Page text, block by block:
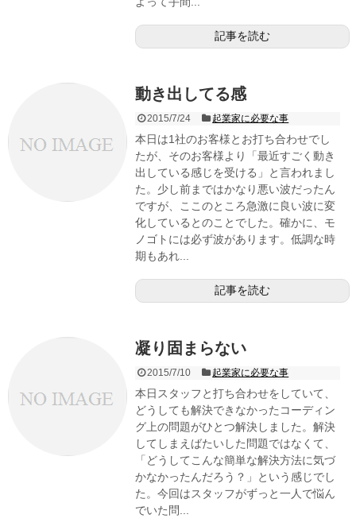
記事を読む
動き出してる感
2015/7/24 起業家に必要な事
本日は1社のお客様とお打ち合わせでし
たが、そのお客様より「最近すごく動き
出している感じを受ける」と言われまし
た。少し前まではかなり悪い波だったん
ですが、ここのところ急激に良い波に変
化しているとのことでした。確かに、モ
ノゴトには必ず波があります。低調な時
期もあれ...
記事を読む
凝り固まらない
2015/7/10 起業家に必要な事
本日スタッフと打ち合わせをしていて、
どうしても解決できなかったコーディン
グ上の問題がひとつ解決しました。解決
してしまえばたいした問題ではなくて、
「どうしてこんな簡単な解決方法に気づ
かなかったんだろう？」という感じでし
た。今回はスタッフがずっと一人で悩ん
でいた問...